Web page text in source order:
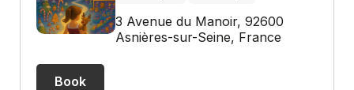
3 Avenue du Manoir, 92600
Asnières-sur-Seine, France
Book